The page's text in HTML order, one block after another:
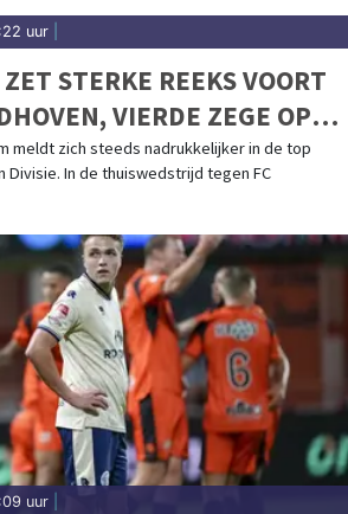
uur
STERKE REEKS VOORT
VIERDE ZEGE OP
meldt zich steeds nadrukkelijker in de top
Divisie. In de thuiswedstrijd tegen FC
uur